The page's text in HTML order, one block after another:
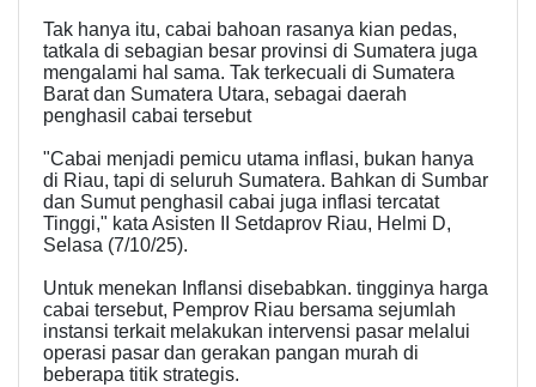
Tak hanya itu, cabai bahoan rasanya kian pedas,
tatkala di sebagian besar provinsi di Sumatera juga
mengalami hal sama. Tak terkecuali di Sumatera
Barat dan Sumatera Utara, sebagai daerah
penghasil cabai tersebut
"Cabai menjadi pemicu utama inflasi, bukan hanya
di Riau, tapi di seluruh Sumatera. Bahkan di Sumbar
dan Sumut penghasil cabai juga inflasi tercatat
Tinggi," kata Asisten II Setdaprov Riau, Helmi D,
Selasa (7/10/25).
Untuk menekan Inflansi disebabkan. tingginya harga
cabai tersebut, Pemprov Riau bersama sejumlah
instansi terkait melakukan intervensi pasar melalui
operasi pasar dan gerakan pangan murah di
beberapa titik strategis.